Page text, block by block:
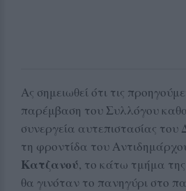
Ας σημειωθεί ότι τις
παρέμβαση του Συλλόγου
συνεργεία αυτεπιστασίας
τη φροντίδα του
Κατζανού, το κάτω τμήμα
θα γινόταν το πανηγύρι στο